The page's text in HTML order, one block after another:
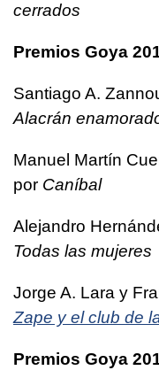
cerrados
Premios Goya
Santiago A.
Alacrán
Manuel Martín
por Caníbal
Alejandro
Todas las mujeres
Jorge A. Lara y
Zape y el club de
Premios Goya